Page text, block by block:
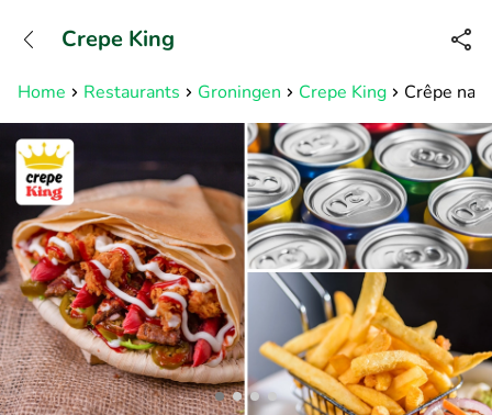
Available until 23:00
Home Restaurants Groningen Crepe King Crêpe
Crepe King